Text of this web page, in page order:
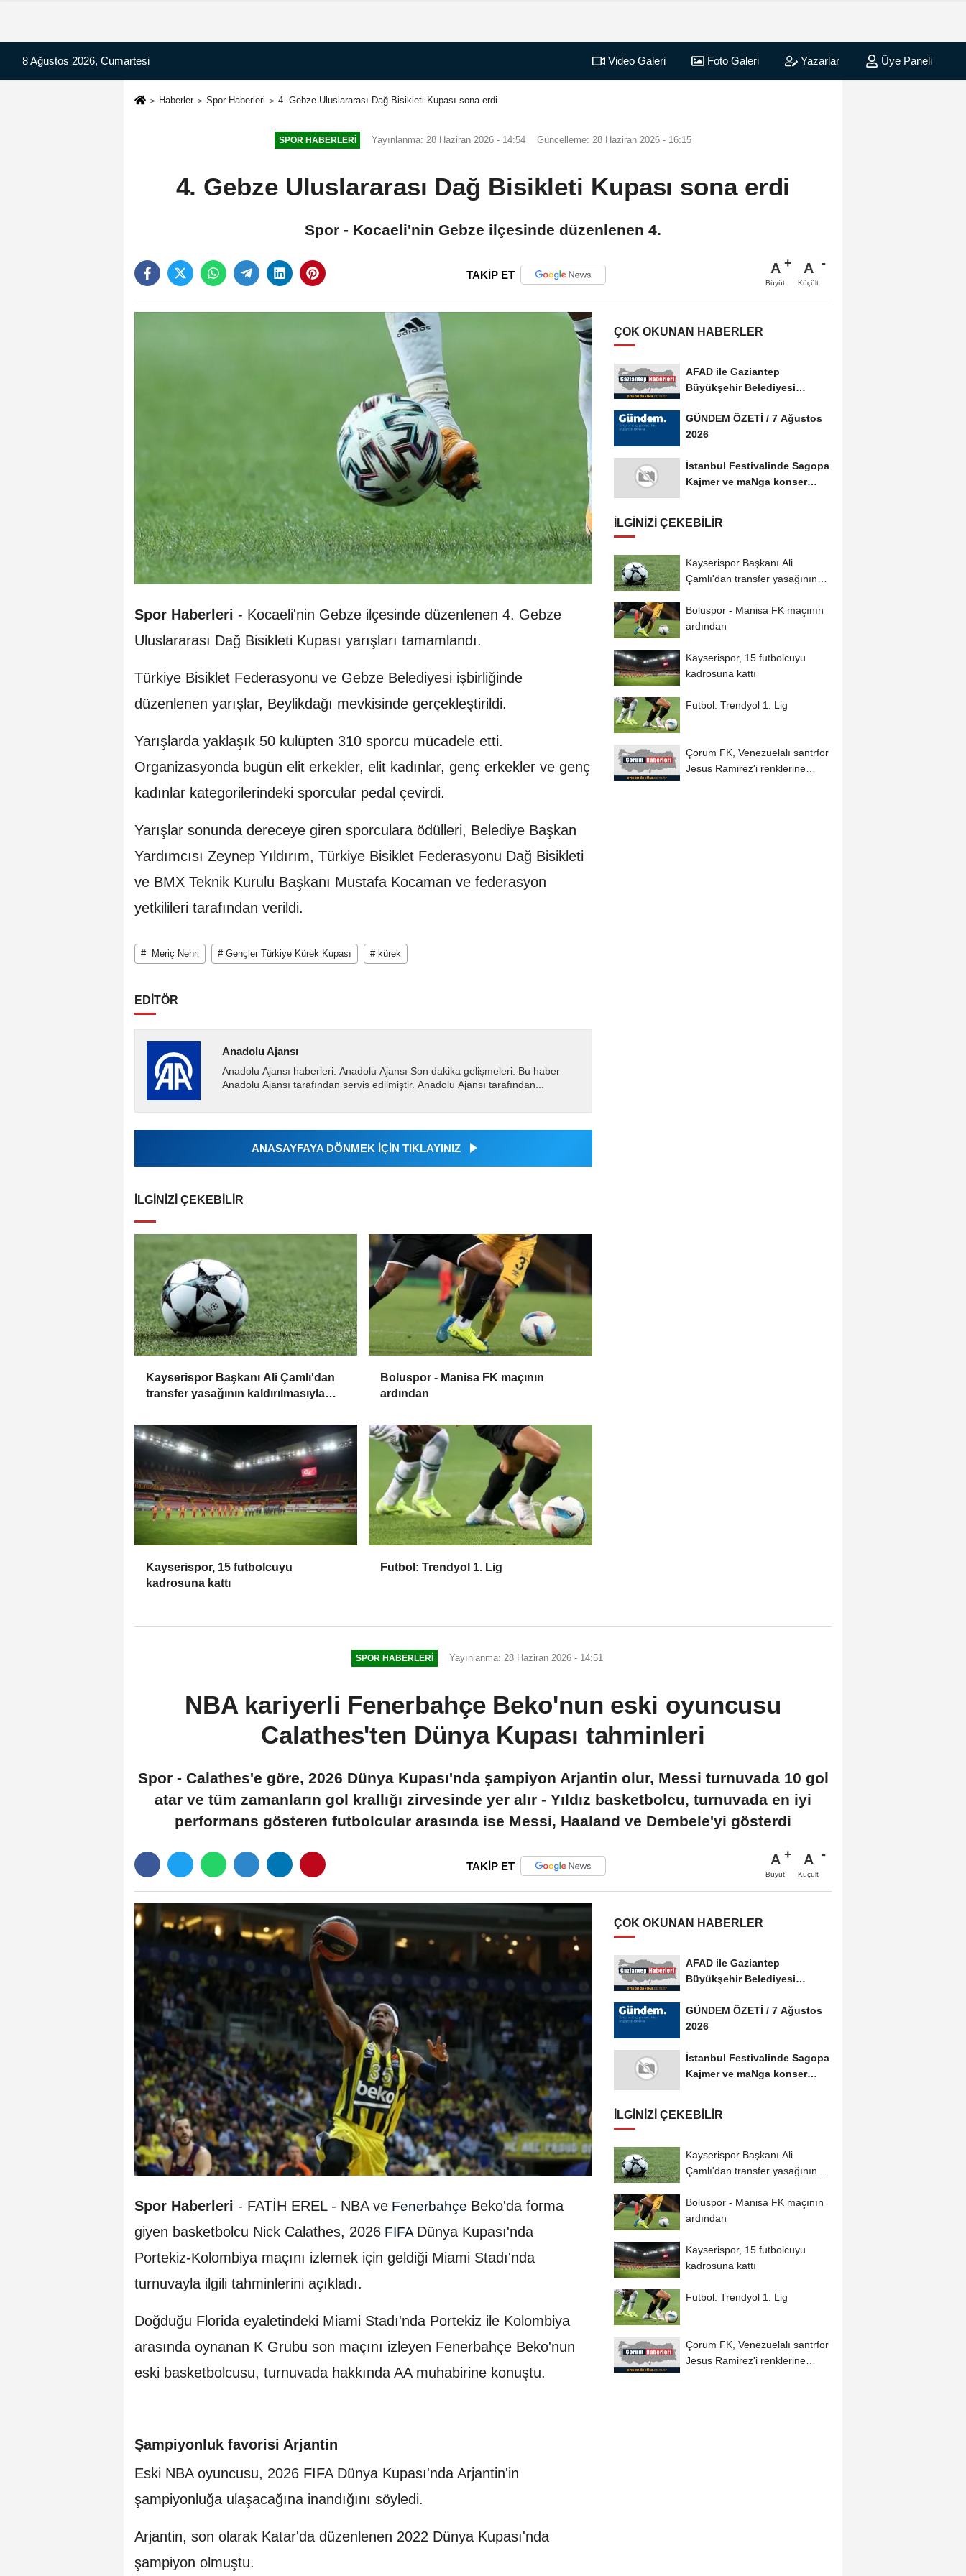
8 Ağustos 2026, Cumartesi Video Galeri Foto Galeri Yazarlar Üye Paneli
Haberler Spor Haberleri 4. Gebze Uluslararası Dağ Bisikleti Kupası sona erdi
SPOR HABERLERI Yayınlanma: 28 Haziran 2026 - 14:54 Güncelleme: 28 Haziran 2026 - 16:15
4. Gebze Uluslararası Dağ Bisikleti Kupası sona erdi
Spor - Kocaeli'nin Gebze ilçesinde düzenlenen 4.
TAKİP ET A
Büyüt
A
Küçült
Spor Haberleri - Kocaeli'nin Gebze ilçesinde düzenlenen 4. Gebze
Uluslararası Dağ Bisikleti Kupası yarışları tamamlandı.
Türkiye Bisiklet Federasyonu ve Gebze Belediyesi işbirliğinde
düzenlenen yarışlar, Beylikdağı mevkisinde gerçekleştirildi.
Yarışlarda yaklaşık 50 kulüpten 310 sporcu mücadele etti.
Organizasyonda bugün elit erkekler, elit kadınlar, genç erkekler ve genç
kadınlar kategorilerindeki sporcular pedal çevirdi.
Yarışlar sonunda dereceye giren sporculara ödülleri, Belediye Başkan
Yardımcısı Zeynep Yıldırım, Türkiye Bisiklet Federasyonu Dağ Bisikleti
ve BMX Teknik Kurulu Başkanı Mustafa Kocaman ve federasyon
yetkilileri tarafından verildi.
# Meriç Nehri # Gençler Türkiye Kürek Kupası # kürek
EDİTÖR
Anadolu Ajansı
Anadolu Ajansı haberleri. Anadolu Ajansı Son dakika gelişmeleri. Bu haber
Anadolu Ajansı tarafından servis edilmiştir. Anadolu Ajansı tarafından...
ANASAYFAYA DÖNMEK İÇİN TIKLAYINIZ
İLGINIZI ÇEKEBILIR
Kayserispor Başkanı Ali Çamlı'dan
transfer yasağının kaldırılmasıyla
Boluspor - Manisa FK maçının
ardından
Kayserispor, 15 futbolcuyu
kadrosuna kattı
Futbol: Trendyol 1. Lig
ÇOK OKUNAN HABERLER
AFAD ile Gaziantep
Büyükşehir Belediyesi
GÜNDEM ÖZETİ / 7 Ağustos
2026
İstanbul Festivalinde Sagopa
Kajmer ve maNga konser
İLGINIZI ÇEKEBILIR
Kayserispor Başkanı Ali
Çamlı'dan transfer yasağının
Boluspor - Manisa FK maçının
ardından
Kayserispor, 15 futbolcuyu
kadrosuna kattı
Futbol: Trendyol 1. Lig
Çorum FK, Venezuelalı santrfor
Jesus Ramirez'i renklerine
SPOR HABERLERI Yayınlanma: 28 Haziran 2026 - 14:51
NBA kariyerli Fenerbahçe Beko'nun eski oyuncusu
Calathes'ten Dünya Kupası tahminleri
Spor - Calathes'e göre, 2026 Dünya Kupası'nda şampiyon Arjantin olur, Messi turnuvada 10 gol
atar ve tüm zamanların gol krallığı zirvesinde yer alır - Yıldız basketbolcu, turnuvada en iyi
performans gösteren futbolcular arasında ise Messi, Haaland ve Dembele'yi gösterdi
TAKİP ET A
Büyüt
A
Küçült
Spor Haberleri - FATİH EREL - NBA ve Fenerbahçe Beko'da forma
giyen basketbolcu Nick Calathes, 2026 FIFA Dünya Kupası'nda
Portekiz-Kolombiya maçını izlemek için geldiği Miami Stadı'nda
turnuvayla ilgili tahminlerini açıkladı.
Doğduğu Florida eyaletindeki Miami Stadı'nda Portekiz ile Kolombiya
arasında oynanan K Grubu son maçını izleyen Fenerbahçe Beko'nun
eski basketbolcusu, turnuvada hakkında AA muhabirine konuştu.
Şampiyonluk favorisi Arjantin
Eski NBA oyuncusu, 2026 FIFA Dünya Kupası'nda Arjantin'in
şampiyonluğa ulaşacağına inandığını söyledi.
Arjantin, son olarak Katar'da düzenlenen 2022 Dünya Kupası'nda
şampiyon olmuştu.
ÇOK OKUNAN HABERLER
AFAD ile Gaziantep
Büyükşehir Belediyesi
GÜNDEM ÖZETİ / 7 Ağustos
2026
İstanbul Festivalinde Sagopa
Kajmer ve maNga konser
İLGINIZI ÇEKEBILIR
Kayserispor Başkanı Ali
Çamlı'dan transfer yasağının
Boluspor - Manisa FK maçının
ardından
Kayserispor, 15 futbolcuyu
kadrosuna kattı
Futbol: Trendyol 1. Lig
Çorum FK, Venezuelalı santrfor
Jesus Ramirez'i renklerine